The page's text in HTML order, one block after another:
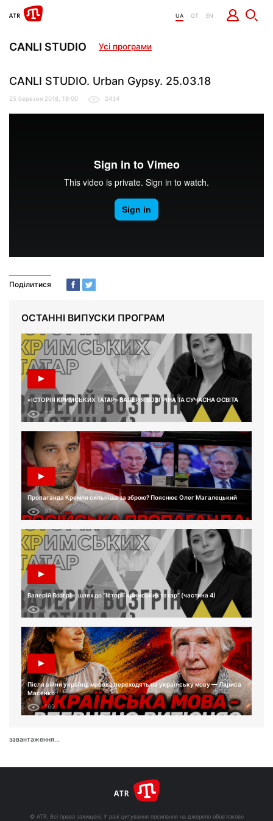
UA QT EN
CANLI STUDIO Усі програми
CANLI STUDIO. Urban Gypsy. 25.03.18
25 березня 2018, 19:00 2434
Поділитися
ОСТАННІ ВИПУСКИ ПРОГРАМ
«ІСТОРІЯ КРИМСЬКИХ ТАТАР» ВАЛЕРІЯ ВОЗГРІНА ТА СУЧАСНА ОСВІТА
78
Пропаганда Кремля сильніша за зброю? Пояснює Олег Магалецький
97
Валерій Возгрін: шлях до “Історії кримських татар” (частина 4)
86
Після війни українці масово переходять на українську мову — Лариса
Масенко
160
завантаження...
© ATR. Всі права захищені. У разі цитування посилання на джерело обов'язкове